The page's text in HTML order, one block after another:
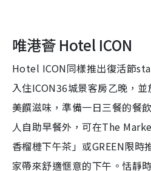
唯港薈 Hotel ICON
Hotel ICON同樣推出復活節
入住ICON36城景客房乙晚，
美饌滋味，準備一日三餐的餐
人自助早餐外，可在The
香榴槤下午茶」或GREEN限時
家帶來舒適愜意的下午。恬靜